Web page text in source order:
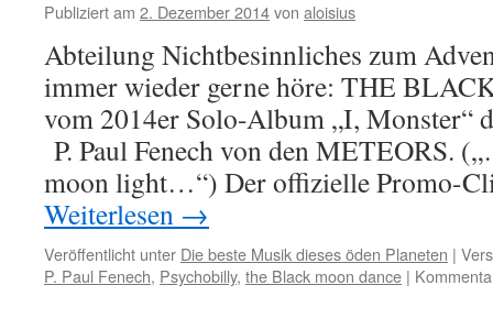
„Ihr
wollt
mich
töten“
Publiziert am 2. Dezember 2014von aloisius
Abteilung Nichtbesinnliches zum
immer wieder gerne höre: THE
vom 2014er Solo-Album „I, Monster“
P. Paul Fenech von den METEORS.
moon light…“) Der offizielle Promo-
Weiterlesen →
Veröffentlicht unter Die beste Musik dieses öden Planeten |
P. Paul Fenech, Psychobilly, the Black moon dance |